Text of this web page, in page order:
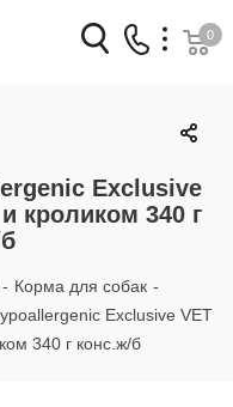
звонок
79-04-04
959-88-32
0
Exclusive
кроликом 340 г
- Корма для собак -
Exclusive VET
340 г конс.ж/б